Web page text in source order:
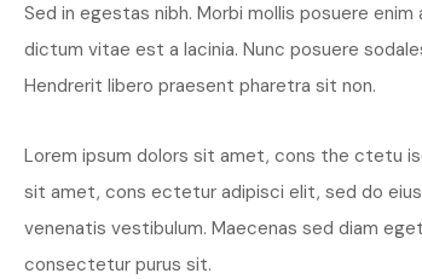
Sed in egestas nibh. Morbi mollis posuere
dictum vitae est a lacinia. Nunc posuere
Hendrerit libero praesent pharetra sit non.
Lorem ipsum dolors sit amet, cons the ctetu
sit amet, cons ectetur adipisci elit, sed do
venenatis vestibulum. Maecenas sed diam
consectetur purus sit.